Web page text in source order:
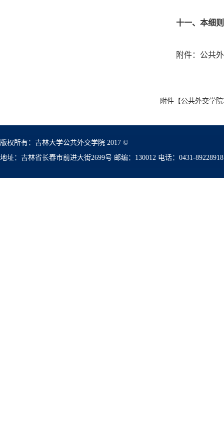
十一、 本细则
附件： 公共
附件【公共外交学
版权所有：吉林大学公共外交学院 2017 ©
地址：吉林省长春市前进大街2699号 邮编：130012 电话：0431-89228918